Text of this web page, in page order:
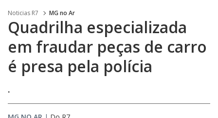
Noticias R7 MG no Ar
Quadrilha especializada
em fraudar peças de carro
é presa pela polícia
.